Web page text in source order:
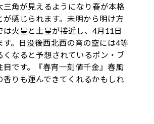
三角が見えるようになり春が本格
が感じられます。未明から明け方
は火星と土星が接近し、4月11日
す。日没後西北西の宵の空には4等
くなると予想されているポン・ブ
目です。『春宵一刻値千金』春風
香りも運んできてくれるかもしれ